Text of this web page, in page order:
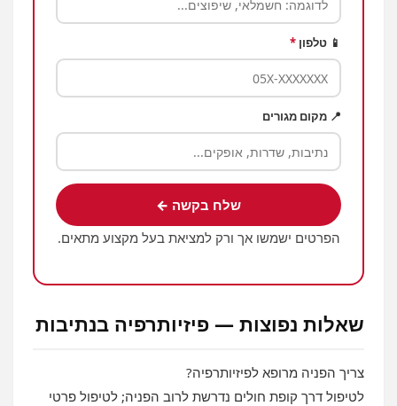
📱 טלפון *
📍 מקום מגורים
שלח בקשה ←
הפרטים ישמשו אך ורק למציאת בעל מקצוע מתאים.
שאלות נפוצות — פיזיותרפיה בנתיבות
צריך הפניה מרופא לפיזיותרפיה?
לטיפול דרך קופת חולים נדרשת לרוב הפניה; לטיפול פרטי